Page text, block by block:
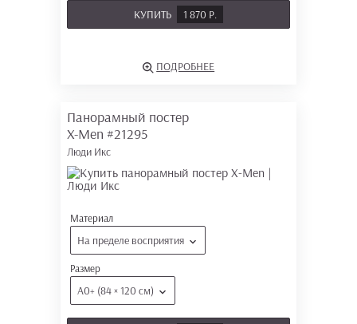
КУПИТЬ 1 870 Р.
ПОДРОБНЕЕ
Панорамный постер
X-Men #21295
Люди Икс
Материал
На пределе восприятия
Размер
А0+ (84 × 120 см)